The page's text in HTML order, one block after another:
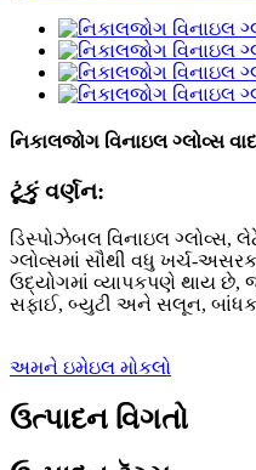
નિકાલજોગ વિનાઇલ ગ્લોવ્સ
ટૂંકું વર્ણન:
ડિસ્પોઝેબલ વિનાઇલ ગ્લોવ્સ,
ગ્લોવ્સમાં સૌથી વધુ ખર્ચ-
ઉદ્યોગમાં વ્યાપકપણે થાય છે,
સફાઈ, બ્યુટી અને સલૂન,
અમને ઇમેઇલ મોકલો
ઉત્પાદન વિગતો